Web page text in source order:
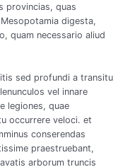
provincias, quas
digesta,
quam necessario aliud
sed profundi a transitu
vel innare
legiones, quae
occurrere veloci. et
conserendas
praestruebant,
arborum truncis